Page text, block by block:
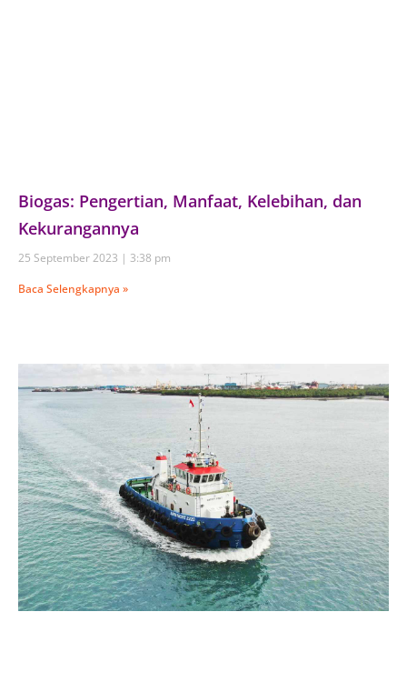
Biogas: Pengertian, Manfaat, Kelebihan, dan
Kekurangannya
25 September 2023
3:38 pm
Baca Selengkapnya »